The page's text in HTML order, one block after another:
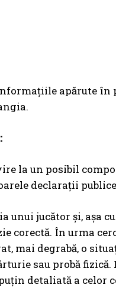
apărute în
la un posibil
declaraţii
unui jucător şi, aşa
corectă. În urma
mai degrabă, o
sau probă fizică.
detaliată a celor